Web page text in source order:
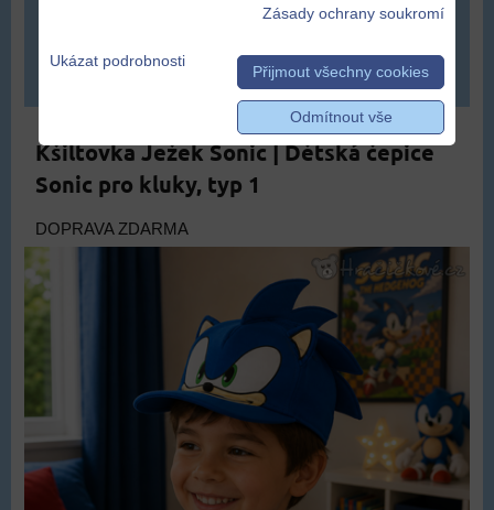
Kšiltovka Ježek Sonic | Dětská čepice
Sonic pro kluky, typ 1
DOPRAVA ZDARMA
Zásady ochrany soukromí
Ukázat podrobnosti
Přijmout všechny cookies
Odmítnout vše